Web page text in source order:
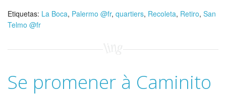
Etiquetas: La Boca, Palermo @fr, quartiers, Recoleta, Retiro, San
Telmo @fr
Se promener à Caminito